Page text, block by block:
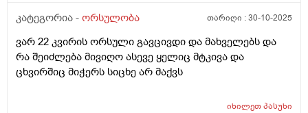
და ხაჭოსებრი გამონადენი,ნაცხის ანალიზმა კანდიდა
კატეგორია - ორსულობა თარიღი :30-10-2025
ვარ 22 კვირის ორსული გავცივდი და მახველებს და
რა შეიძლება მივიღო ასევე ყელიც მტკივა და
ცხვირშიც მიჭერს სიცხე არ მაქვს
იხილეთპასუხი